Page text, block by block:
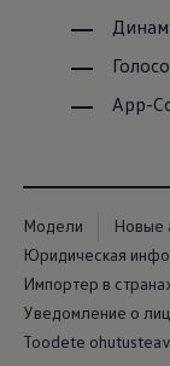
App-
Модели Новые
Юридическая
Импортер в
Уведомление о
Toodete